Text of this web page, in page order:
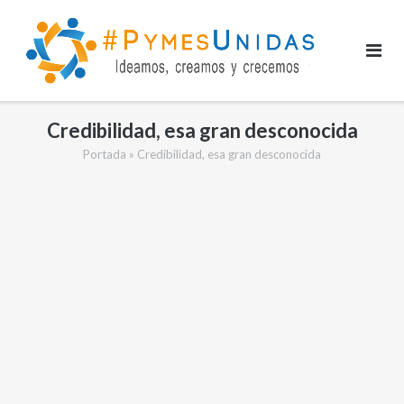
contenido
Credibilidad, esa gran desconocida
Portada » Credibilidad, esa gran desconocida